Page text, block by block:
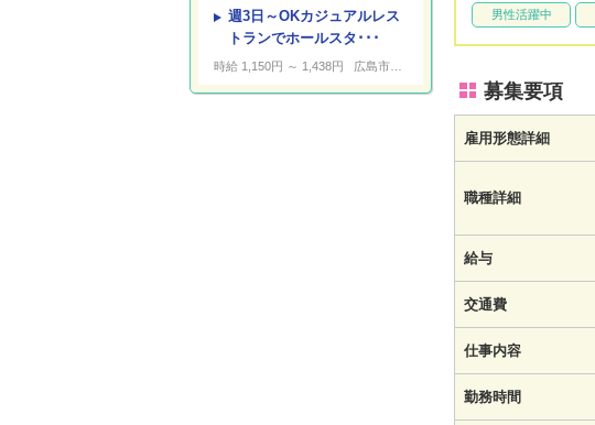
男性活躍中
募集要項
雇用形態詳細
職種詳細
給与
交通費
仕事内容
勤務時間
週3日～OKカジュアルレス
トランでホールスタ･･･
時給 1,150円 ～ 1,438円 広島市中区三川町